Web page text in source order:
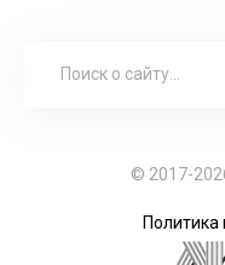
© 2017-